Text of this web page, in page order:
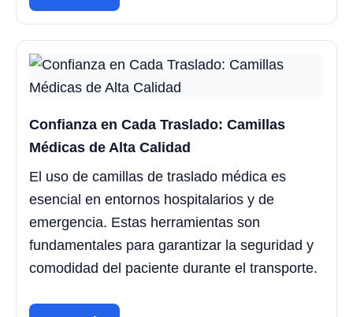
Confianza en Cada Traslado: Camillas
Médicas de Alta Calidad
El uso de camillas de traslado médica es
esencial en entornos hospitalarios y de
emergencia. Estas herramientas son
fundamentales para garantizar la seguridad y
comodidad del paciente durante el transporte.